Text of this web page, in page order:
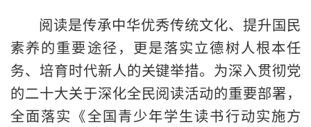
阅读是传承中华优秀传统文化、提升国民
素养的重要途径，更是落实立德树人根本任
务、培育时代新人的关键举措。为深入贯彻党
的二十大关于深化全民阅读活动的重要部署，
全面落实《全国青少年学生读书行动实施方